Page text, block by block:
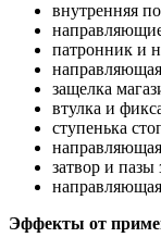
внутренняя
патронник и
защелка
втулка и
ступенька
затвор и пазы
Эффекты от